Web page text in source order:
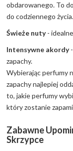
obdarowanego. To
do codziennego życia.
Świeże nuty-
Intensywne akordy-
zapachy.
Wybierając perfumy
zapachy najlepiej
to, jakie perfumy
który zostanie
Zabawne
Skrzypce